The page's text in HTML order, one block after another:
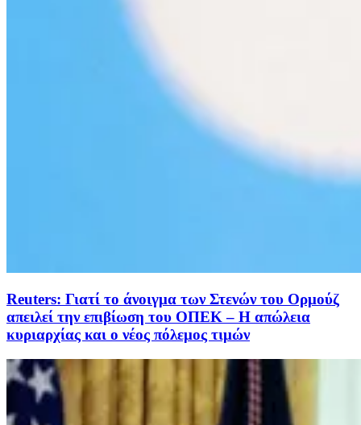
Reuters: Γιατί το άνοιγμα των Στενών του Ορμούζ
απειλεί την επιβίωση του ΟΠΕΚ – Η απώλεια
κυριαρχίας και ο νέος πόλεμος τιμών